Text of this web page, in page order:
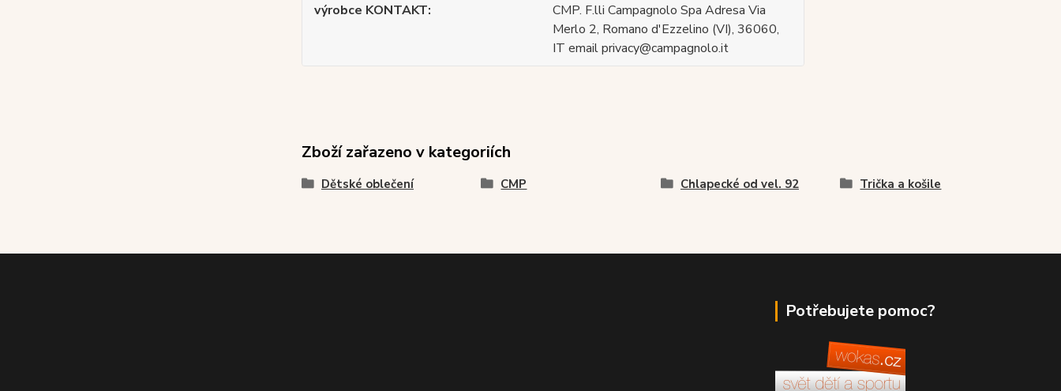
výrobce KONTAKT
CMP. F.lli Campagnolo Spa Adresa Via
Merlo 2, Romano d'Ezzelino (VI), 36060,
IT email privacy@campagnolo.it
Zboží zařazeno v kategoriích
Dětské oblečení CMP Chlapecké od vel. 92 Trička a košile
Potřebujete pomoc?